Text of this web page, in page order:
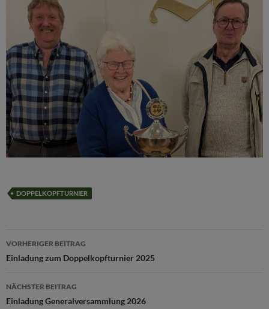
DOPPELKOPFTURNIER
Beitragsnavigation
VORHERIGER BEITRAG
Einladung zum Doppelkopfturnier 2025
NÄCHSTER BEITRAG
Einladung Generalversammlung 2026